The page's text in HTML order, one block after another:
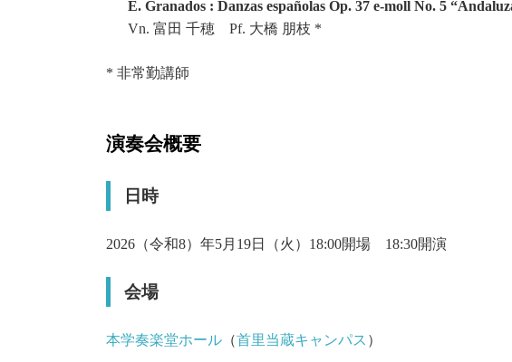
E. Granados : Danzas españolas Op. 37 e-moll No. 5
Vn. 富田 千穂 Pf. 大橋 朋枝 *
* 非常勤講師
演奏会概要
日時
2026（令和8）年5月19日（火）18:00開場 18:30開演
会場
本学奏楽堂ホール （首里当蔵キャンパス ）